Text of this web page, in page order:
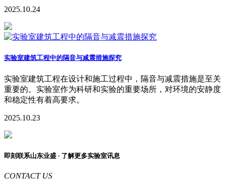
2025.10.24
实验室建筑工程中的隔音与减震措施探究
实验室建筑工程在设计和施工过程中，隔音与减震措施是至关
重要的。实验室作为科研和实验的重要场所，对环境的安静度
和稳定性有着高要求。
2025.10.23
即刻联系山东业盛 · 了解更多实验室讯息
CONTACT US